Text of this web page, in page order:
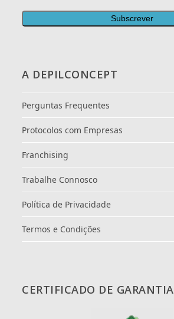
A DEPILCONCEPT
Perguntas Frequentes
Protocolos com Empresas
Franchising
Trabalhe Connosco
Política de Privacidade
Termos e Condições
CERTIFICADO DE GARANTIA